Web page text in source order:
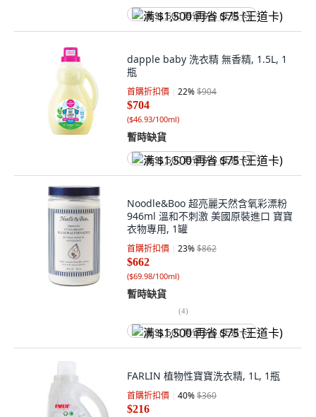
满 $1,500 再省 $75 (王道卡)
dapple baby 洗衣精 無香精, 1.5L, 1
瓶
首購折扣價 22%$904
$704
($46.93/100ml)
暫時缺貨
满 $1,500 再省 $75 (王道卡)
Noodle&Boo 超亮麗天然含氧彩漂粉
946ml 溫和不刺激 美國原裝進口 寶寶
衣物專用, 1罐
首購折扣價 23%$862
$662
($69.98/100ml)
暫時缺貨
(4)
满 $1,500 再省 $75 (王道卡)
FARLIN 植物性寶寶洗衣精, 1L, 1瓶
首購折扣價 40%$360
$216